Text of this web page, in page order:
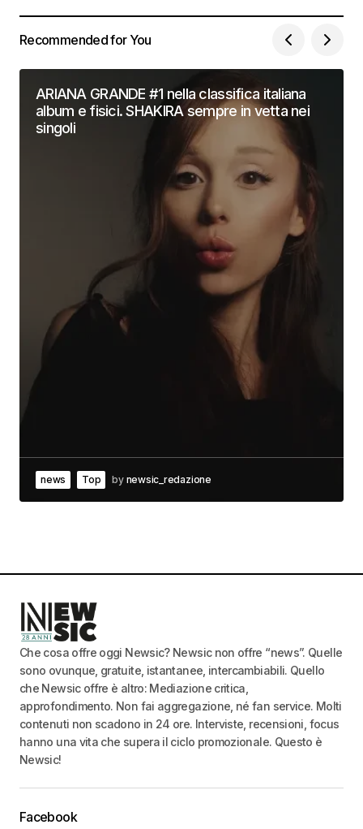
Recommended for You
ARIANA GRANDE #1 nella classifica italiana
album e fisici. SHAKIRA sempre in vetta nei
singoli
news Top by newsic_redazione
Che cosa offre oggi Newsic? Newsic non offre “news”. Quelle
sono ovunque, gratuite, istantanee, intercambiabili. Quello
che Newsic offre è altro: Mediazione critica,
approfondimento. Non fai aggregazione, né fan service. Molti
contenuti non scadono in 24 ore. Interviste, recensioni, focus
hanno una vita che supera il ciclo promozionale. Questo è
Newsic!
Facebook